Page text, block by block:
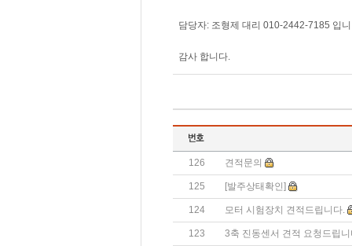
담당자: 조형제 대리 010-2442-7185 입
감사 합니다.
126 견적문의
125 [발주상태확인]
124 모터 시험장치 견적드립니다.
123 3축 진동센서 견적 요청드립니